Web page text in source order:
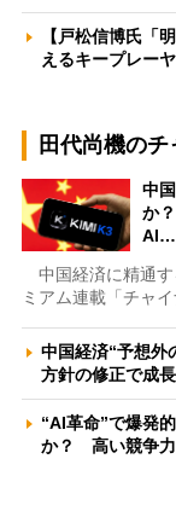
【戸松信博氏「
えるキープレー
田代尚機の
中
か
AI…
中国経済に精通す
ミアム連載「チャ
中国経済“予想
方針の修正で成
“AI革命”で爆発
か？ 高い競争